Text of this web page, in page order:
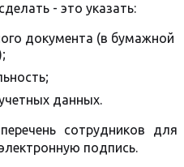
- это указать:
документа (в бумажной
данных.
сотрудников для
подпись.